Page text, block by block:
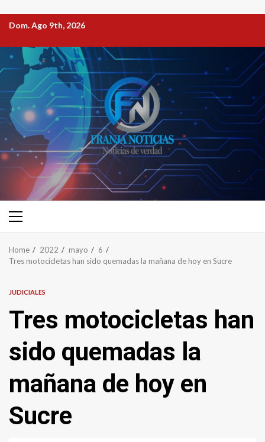
Dom. Ago 9th, 2026
Home 2022 mayo
6
Tres motocicletas han sido quemadas la mañana de hoy en Sucre
JUDICIALES
Tres motocicletas han
sido quemadas la
mañana de hoy en
Sucre